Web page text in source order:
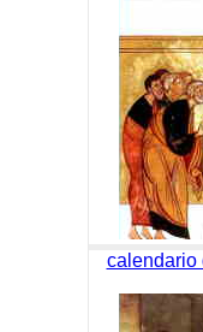
calendario